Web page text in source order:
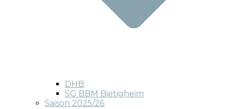
DHB
SG BBM Bietigheim
Saison 2025/26